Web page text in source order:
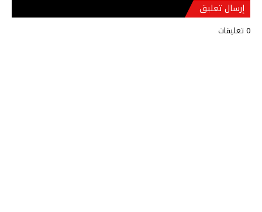
إرسال تعليق
0 تعليقات